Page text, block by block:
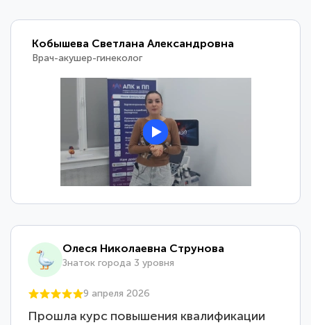
Кобышева Светлана Александровна
Врач-акушер-гинеколог
Олеся Николаевна Струнова
Знаток города 3 уровня
9 апреля 2026
Прошла курс повышения квалификации